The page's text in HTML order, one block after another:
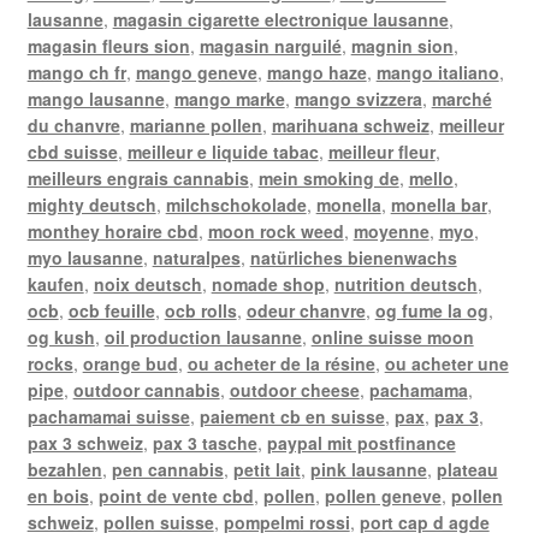
lausanne, magasin cigarette electronique lausanne,
magasin fleurs sion, magasin narguilé, magnin sion,
mango ch fr, mango geneve, mango haze, mango italiano,
mango lausanne, mango marke, mango svizzera, marché
du chanvre, marianne pollen, marihuana schweiz, meilleur
cbd suisse, meilleur e liquide tabac, meilleur fleur,
meilleurs engrais cannabis, mein smoking de, mello,
mighty deutsch, milchschokolade, monella, monella bar,
monthey horaire cbd, moon rock weed, moyenne, myo,
myo lausanne, naturalpes, natürliches bienenwachs
kaufen, noix deutsch, nomade shop, nutrition deutsch,
ocb, ocb feuille, ocb rolls, odeur chanvre, og fume la og,
og kush, oil production lausanne, online suisse moon
rocks, orange bud, ou acheter de la résine, ou acheter une
pipe, outdoor cannabis, outdoor cheese, pachamama,
pachamamai suisse, paiement cb en suisse, pax, pax 3,
pax 3 schweiz, pax 3 tasche, paypal mit postfinance
bezahlen, pen cannabis, petit lait, pink lausanne, plateau
en bois, point de vente cbd, pollen, pollen geneve, pollen
schweiz, pollen suisse, pompelmi rossi, port cap d agde